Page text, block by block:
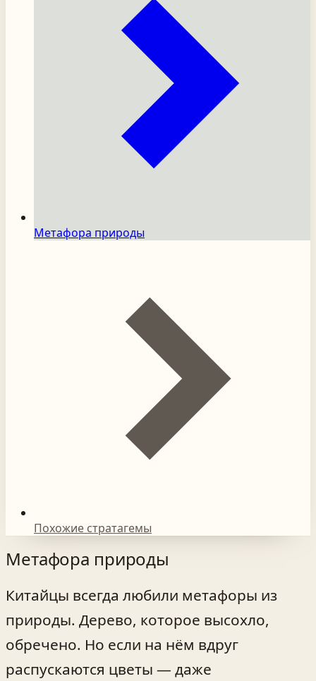
Метафора природы
Похожие стратагемы
Метафора природы
Китайцы всегда любили метафоры из
природы. Дерево, которое высохло,
обречено. Но если на нём вдруг
распускаются цветы — даже